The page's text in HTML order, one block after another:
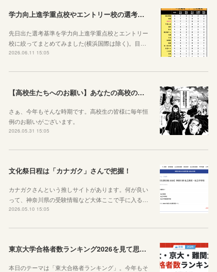
学力向上進学重点校やエントリー校の選考基準比べ
先日出た選考基準を学力向上進学重点校とエントリー
校に絞ってまとめてみました(横浜国際は除く)。目…
2026.06.11 15:05
【高校生たちへのお願い】あなたの高校の魅力を教えてください。
さぁ、今年もそんな時期です。高校生の皆様に毎年恒
例のお願いがございます。
2026.05.31 15:05
文化祭日程は「カナガク」さんで把握！
カナガクさんという推しサイトがあります。何が良い
って、神奈川県の受験情報など大体ここで手に入る…
2026.05.10 15:05
東京大学合格者数ランキング2026を見て思うこと
本日のテーマは「東大合格者ランキング」。今年もそ